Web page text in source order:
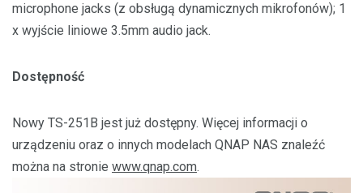
microphone jacks (z obsługą dynamicznych mikrofonów); 1
x wyjście liniowe 3.5mm audio jack.
Dostępność
Nowy TS-251B jest już dostępny. Więcej informacji o
urządzeniu oraz o innych modelach QNAP NAS znaleźć
można na stronie www.qnap.com.